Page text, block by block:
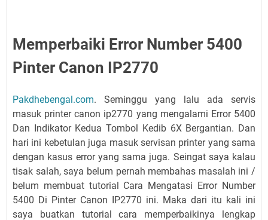
Memperbaiki Error Number 5400
Pinter Canon IP2770
Pakdhebengal.com. Seminggu yang lalu ada servis
masuk printer canon ip2770 yang mengalami Error 5400
Dan Indikator Kedua Tombol Kedib 6X Bergantian. Dan
hari ini kebetulan juga masuk servisan printer yang sama
dengan kasus error yang sama juga. Seingat saya kalau
tisak salah, saya belum pernah membahas masalah ini /
belum membuat tutorial Cara Mengatasi Error Number
5400 Di Pinter Canon IP2770 ini. Maka dari itu kali ini
saya buatkan tutorial cara memperbaikinya lengkap